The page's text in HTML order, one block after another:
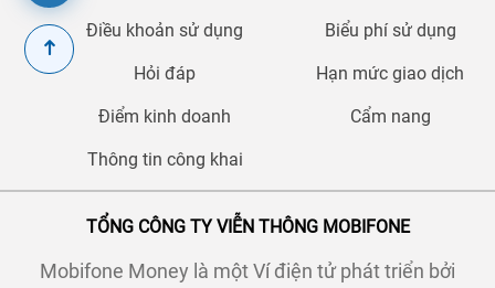
TỔNG CÔNG TY VIỄN THÔNG MOBIFONE
Mobifone Money là một Ví điện tử phát triển bởi
Điều khoản sử dụng Biểu phí sử dụng
Hỏi đáp Hạn mức giao dịch
Điểm kinh doanh Cẩm nang
Thông tin công khai